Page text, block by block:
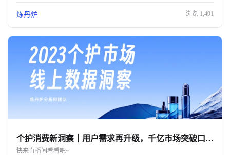
炼丹炉 浏览 1,491
个护消费新洞察｜用户需求再升级，千亿市场突破口究竟在何方？
快来直播间看看吧~